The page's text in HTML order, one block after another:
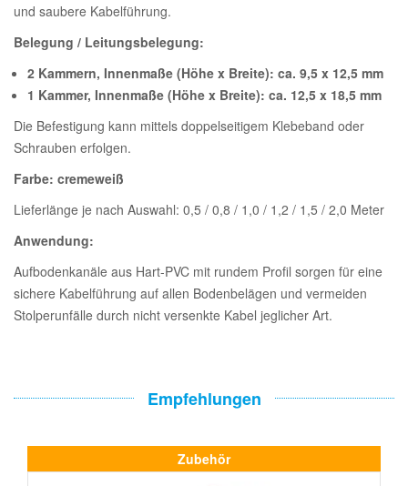
und saubere Kabelführung.
Belegung / Leitungsbelegung:
2 Kammern, Innenmaße (Höhe x Breite): ca. 9,5 x 12,5 mm
1 Kammer, Innenmaße (Höhe x Breite): ca. 12,5 x 18,5 mm
Die Befestigung kann mittels doppelseitigem Klebeband oder
Schrauben erfolgen.
Farbe: cremeweiß
Lieferlänge je nach Auswahl: 0,5 / 0,8 / 1,0 / 1,2 / 1,5 / 2,0 Meter
Anwendung:
Aufbodenkanäle aus Hart-PVC mit rundem Profil sorgen für eine
sichere Kabelführung auf allen Bodenbelägen und vermeiden
Stolperunfälle durch nicht versenkte Kabel jeglicher Art.
Empfehlungen
Zubehör